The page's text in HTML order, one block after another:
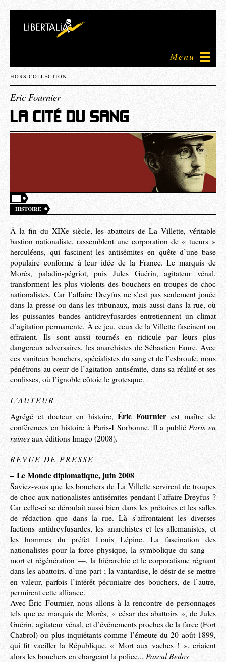
Menu
HORS COLLECTION
Eric Fournier
LA CITÉ DU SANG
HISTOIRE
À la fin du XIXe siècle, les abattoirs de La Villette, véritable
bastion nationaliste, rassemblent une corporation de « tueurs »
herculéens, qui fascinent les antisémites en quête d’une base
populaire conforme à leur idée de la France. Le marquis de
Morès, paladin-pégriot, puis Jules Guérin, agitateur vénal,
transforment les plus violents des bouchers en troupes de choc
nationalistes. Car l’affaire Dreyfus ne s’est pas seulement jouée
dans la presse ou dans les tribunaux, mais aussi dans la rue, où
les puissantes bandes antidreyfusardes entretiennent un climat
d’agitation permanente. À ce jeu, ceux de la Villette fascinent ou
effraient. Ils sont aussi tournés en ridicule par leurs plus
dangereux adversaires, les anarchistes de Sébastien Faure. Avec
ces vaniteux bouchers, spécialistes du sang et de l’esbroufe, nous
pénétrons au cœur de l’agitation antisémite, dans sa réalité et ses
coulisses, où l’ignoble côtoie le grotesque.
L’AUTEUR
Agrégé et docteur en histoire,Éric Fournier est maître de
conférences en histoire à Paris-I Sorbonne. Il a publié Paris en
ruines aux éditions Imago (2008).
REVUE DE PRESSE
– Le Monde diplomatique, juin 2008
Saviez-vous que les bouchers de La Villette servirent de troupes
de choc aux nationalistes antisémites pendant l’affaire Dreyfus ?
Car celle-ci se déroulait aussi bien dans les prétoires et les salles
de rédaction que dans la rue. Là s’affrontaient les diverses
factions antidreyfusardes, les anarchistes et les allemanistes, et
les hommes du préfet Louis Lépine. La fascination des
nationalistes pour la force physique, la symbolique du sang —
mort et régénération —, la hiérarchie et le corporatisme régnant
dans les abattoirs, d’une part ; la vantardise, le désir de se mettre
en valeur, parfois l’intérêt pécuniaire des bouchers, de l’autre,
permirent cette alliance.
Avec Éric Fournier, nous allons à la rencontre de personnages
tels que ce marquis de Morès, « césar des abattoirs », de Jules
Guérin, agitateur vénal, et d’événements proches de la farce (Fort
Chabrol) ou plus inquiétants comme l’émeute du 20 août 1899,
qui fit vaciller la République. « Mort aux vaches ! », criaient
alors les bouchers en chargeant la police... Pascal Bedos